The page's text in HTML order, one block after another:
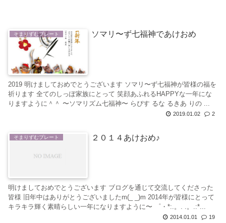
そまりずむプレート ソマリ〜ず七福神であけおめ
2019 明けましておめでとうございます ソマリ〜ず七福神が皆様の福を
祈ります 全てのしっぽ家族にとって 笑顔あふれるHAPPYな一年にな
りますように＾＾ 〜ソマリズム七福神〜 らぴす るな るきあ りの ...
2019.01.02 2
そまりずむプレート ２０１４あけおめ♪
明けましておめでとうございます ブログを通じて交流してくださった
皆様 旧年中はありがとうございましたm(_ _)m 2014年が皆様にとって
キラキラ輝く素晴らしい一年になりますように〜 ゜・*:.。. .。.:*...
2014.01.01 19